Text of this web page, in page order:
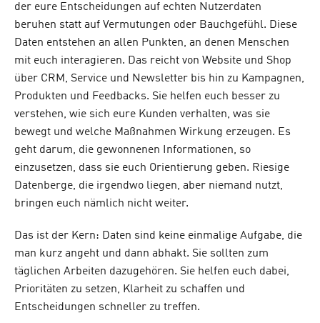
der eure Entscheidungen auf echten Nutzerdaten
beruhen statt auf Vermutungen oder Bauchgefühl. Diese
Daten entstehen an allen Punkten, an denen Menschen
mit euch interagieren. Das reicht von Website und Shop
über CRM, Service und Newsletter bis hin zu Kampagnen,
Produkten und Feedbacks. Sie helfen euch besser zu
verstehen, wie sich eure Kunden verhalten, was sie
bewegt und welche Maßnahmen Wirkung erzeugen. Es
geht darum, die gewonnenen Informationen, so
einzusetzen, dass sie euch Orientierung geben. Riesige
Datenberge, die irgendwo liegen, aber niemand nutzt,
bringen euch nämlich nicht weiter.
Das ist der Kern: Daten sind keine einmalige Aufgabe, die
man kurz angeht und dann abhakt. Sie sollten zum
täglichen Arbeiten dazugehören. Sie helfen euch dabei,
Prioritäten zu setzen, Klarheit zu schaffen und
Entscheidungen schneller zu treffen.